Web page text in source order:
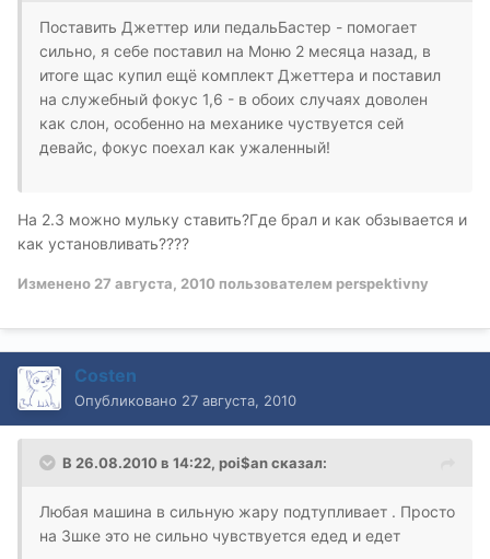
Поставить Джеттер или педальБастер - помогает
сильно, я себе поставил на Моню 2 месяца назад, в
итоге щас купил ещё комплект Джеттера и поставил
на служебный фокус 1,6 - в обоих случаях доволен
как слон, особенно на механике чуствуется сей
девайс, фокус поехал как ужаленный!
На 2.3 можно мульку ставить?Где брал и как обзывается и
как установливать????
Изменено 27 августа, 2010 пользователем perspektivny
Costen
Опубликовано 27 августа, 2010
В 26.08.2010 в 14:22, poi$an сказал:
Любая машина в сильную жару подтупливает . Просто
на 3шке это не сильно чувствуется едед и едет